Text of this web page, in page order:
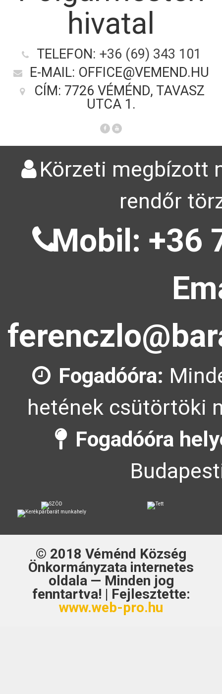
hivatal
TELEFON: +36 (69) 343 101
E-MAIL: OFFICE@VEMEND.HU
CÍM: 7726 VÉMÉND, TAVASZ
UTCA 1.
Körzeti megbízott
rendőr
Mobil: +36
Fogadóóra:
hetének csütörtöki
Fogadóóra
© 2018 Véménd Község
Önkormányzata internetes
oldala — Minden jog
fenntartva! | Fejlesztette:
www.web-pro.hu